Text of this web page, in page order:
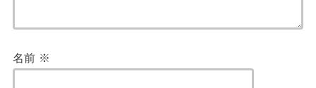
名前 ※